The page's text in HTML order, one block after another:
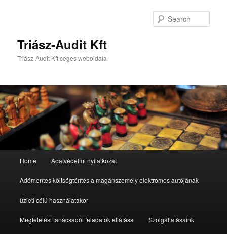
Triász-Audit Kft
Triász-Audit Kft céges weboldala
Skip
to
primary
content
Skip
to
secondary
content
Home Adatvédelmi nyilatkozat
Adómentes költségtérítés a magánszemély elektromos autójának
üzleti célú használatakor
Megfelelési tanácsadói feladatok ellátása Szolgáltatásaink